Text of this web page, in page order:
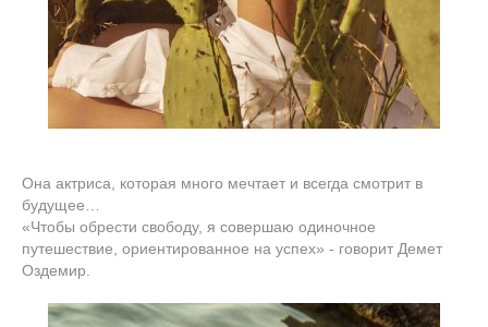
Она актриса, которая много мечтает и всегда смотрит в
будущее…
«Чтобы обрести свободу, я совершаю одиночное
путешествие, ориентированное на успех» - говорит Демет
Оздемир.